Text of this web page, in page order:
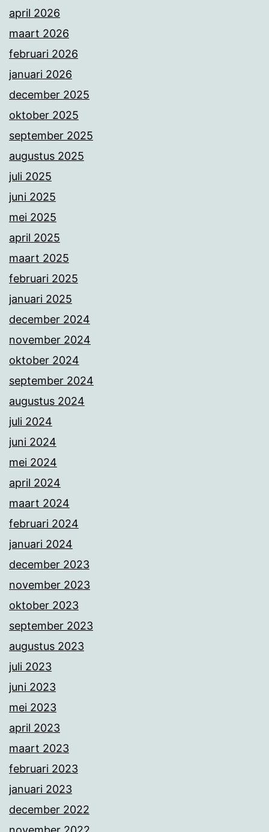
april 2026
maart 2026
februari 2026
januari 2026
december 2025
oktober 2025
september 2025
augustus 2025
juli 2025
juni 2025
mei 2025
april 2025
maart 2025
februari 2025
januari 2025
december 2024
november 2024
oktober 2024
september 2024
augustus 2024
juli 2024
juni 2024
mei 2024
april 2024
maart 2024
februari 2024
januari 2024
december 2023
november 2023
oktober 2023
september 2023
augustus 2023
juli 2023
juni 2023
mei 2023
april 2023
maart 2023
februari 2023
januari 2023
december 2022